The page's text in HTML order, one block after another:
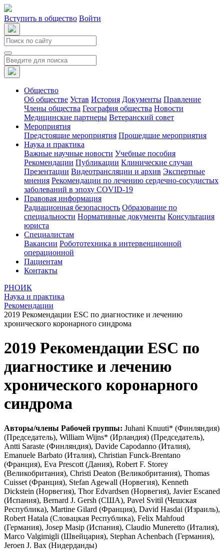
Вступить в общество Войти
Общество
Об обществе Устав История Документы Правление
Члены общества География общества Новости
Медицинские партнеры Ветеранский совет
Мероприятия
Предстоящие мероприятия Прошедшие мероприятия
Наука и практика
Важные научные новости Учебные пособия
Рекомендации Публикации Клинические случаи
Презентации Видеотрансляции и архив Экспертные
мнения Рекомендации по лечению сердечно-сосудистых
заболеваний в эпоху COVID-19
Правовая информация
Радиационная безопасность Образование по
специальности Нормативные документы Консультация
юриста
Специалистам
Вакансии Робототехника в интервенционной
операционной
Пациентам
Контакты
РНОИК
Наука и практика
Рекомендации
2019 Рекомендации ЕSC по диагностике и лечению
хронического коронарного синдрома
2019 Рекомендации ЕSC по
диагностике и лечению
хронического коронарного
синдрома
Авторы/члены Рабочей группы: Juhani Knuuti* (Финляндия)
(Председатель), William Wijns* (Ирландия) (Председатель),
Antti Saraste (Финляндия), Davide Capodanno (Италия),
Emanuele Barbato (Италия), Christian Funck-Brentano
(Франция), Eva Prescott (Дания), Robert F. Storey
(Великобритания), Christi Deaton (Великобритания), Thomas
Cuisset (Франция), Stefan Agewall (Норвегия), Kenneth
Dickstein (Норвегия), Thor Edvardsen (Норвегия), Javier Escaned
(Испания), Bernard J. Gersh (США), Pavel Svitil (Чешская
Республика), Martine Gilard (Франция), David Hasdai (Израиль),
Robert Hatala (Словацкая Республика), Felix Mahfoud
(Германия), Josep Masip (Испания), Claudio Muneretto (Италия),
Marco Valgimigli (Швейцария), Stephan Achenbach (Германия),
Jeroen J. Bax (Нидерданды)